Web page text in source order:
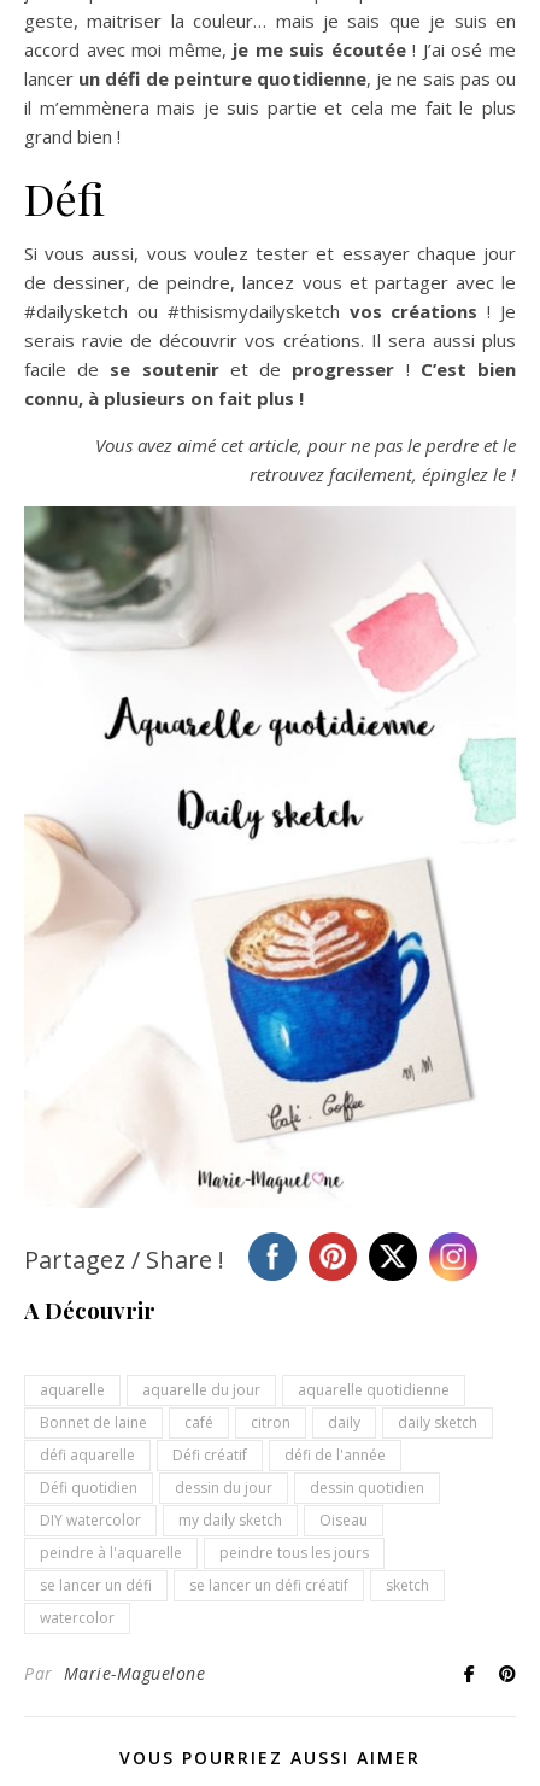
geste, maitriser la couleur… mais je sais que je suis en
accord avec moi même, je me suis écoutée! J’ai osé me
lancer un défi de peinture quotidienne, je ne sais pas ou
il m’emmènera mais je suis partie et cela me fait le plus
grand bien !
Défi
Si vous aussi, vous voulez tester et essayer chaque jour
de dessiner, de peindre, lancez vous et partager avec le
#dailysketch ou #thisismydailysketch vos créations ! Je
serais ravie de découvrir vos créations. Il sera aussi plus
facile de se souteniret de progresser ! C’est bien
connu, à plusieurs on fait plus !
Vous avez aimé cet article, pour ne pas le perdre et le
retrouvez facilement, épinglez le !
Partagez / Share !
A Découvrir
aquarelle aquarelle du jour
aquarelle quotidienne
Bonnet de laine
café citron daily
daily sketch
défi aquarelle
Défi créatif
défi de l'année
Défi quotidien
dessin du jour
dessin quotidien
DIY watercolor
my daily sketch
Oiseau
peindre à l'aquarelle
peindre tous les jours
se lancer un défi
se lancer un défi créatif
sketch
watercolor
Par Marie-Maguelone
VOUS POURRIEZ AUSSI AIMER